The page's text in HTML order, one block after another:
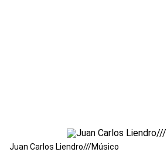
Juan Carlos Liendro///Músico